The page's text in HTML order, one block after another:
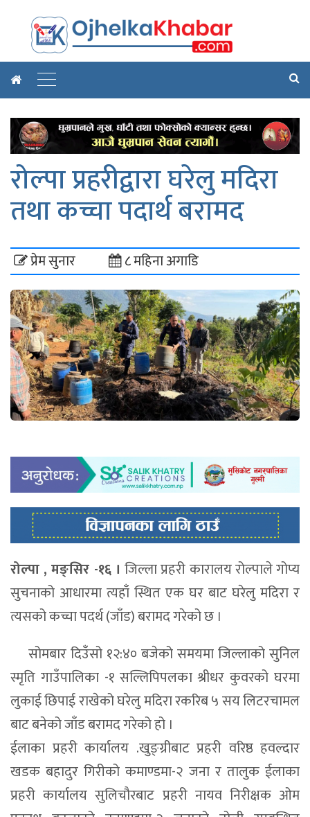
रोल्पा प्रहरीद्वारा घरेलु मदिरा
तथा कच्चा पदार्थ बरामद
प्रेम सुनार ८ महिना अगाडि
रोल्पा , मङ्सिर -१६ । जिल्ला प्रहरी कारालय रोल्पाले गोप्य
सुचनाको आधारमा त्यहाँ स्थित एक घर बाट घरेलु मदिरा र
त्यसको कच्चा पदर्थ (जाँड) बरामद गरेको छ ।
सोमबार दिउँसो १२:४० बजेको समयमा जिल्लाको सुनिल
स्मृति गाउँपालिका -१ सल्लिपिपलका श्रीधर कुवरको घरमा
लुकाई छिपाई राखेको घरेलु मदिरा रकरिब ५ सय लिटरचामल
बाट बनेकोजाँड बरामद गरेको हो ।
ईलाका प्रहरी कार्यालय .खुङ्ग्रीबाट प्रहरी वरिष्ठ हवल्दार
खडक बहादुर गिरीको कमाण्डमा-२ जना र तालुक ईलाका
प्रहरी कार्यालय सुलिचौरबाट प्रहरी नायव निरीक्षक ओम